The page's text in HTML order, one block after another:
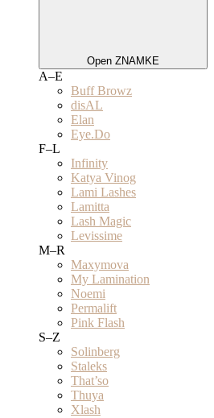
Open ZNAMKE
A–E
Buff Browz
disAL
Elan
Eye.Do
F–L
Infinity
Katya Vinog
Lami Lashes
Lamitta
Lash Magic
Levissime
M–R
Maxymova
My Lamination
Noemi
Permalift
Pink Flash
S–Z
Solinberg
Staleks
That’so
Thuya
Xlash